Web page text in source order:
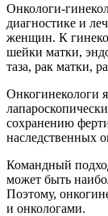
Онкологи-
диагностике и
женщин. К
шейки матки,
таза, рак матки,
Онкогинекологи
сохранению
наследственных
Командный
может быть
Поэтому,
и онкологами.